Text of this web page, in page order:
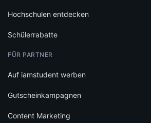
Hochschulen entdecken
Schülerrabatte
FÜR PARTNER
Auf iamstudent werben
Gutscheinkampagnen
Content Marketing